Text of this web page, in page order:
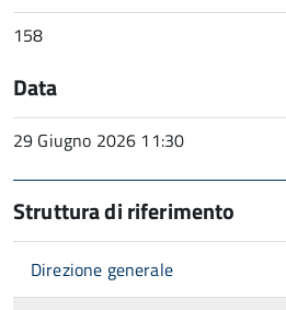
158
Data
29 Giugno 2026 11:30
Struttura di riferimento
Direzione generale